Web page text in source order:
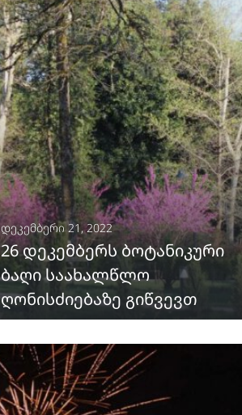
დეკემბერი 21, 2022
26 დეკემბერს ბოტანიკური
ბაღი საახალწლო
ღონისძიებაზე გიწვევთ
ᲒᲐᲒᲠᲫᲔᲚᲔᲑᲐ